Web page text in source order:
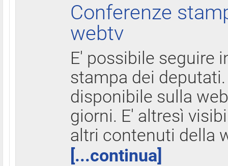
Conferenze
webtv
E' possibile seguire
stampa dei
disponibile sulla
giorni. E' altresì
altri contenuti della
[...continua]